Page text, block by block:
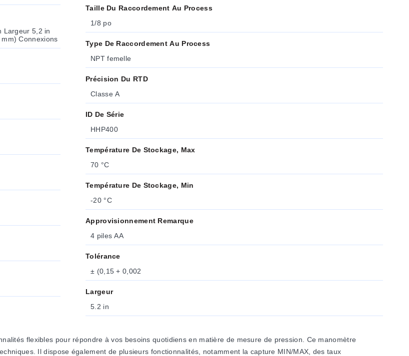
Largeur 5,2 in
Connexions
Taille Du Raccordement Au Process
1/8 po
Type De Raccordement Au Process
NPT femelle
Précision Du RTD
Classe A
ID De Série
HHP400
Température De Stockage, Max
70 °C
Température De Stockage, Min
-20 °C
Approvisionnement Remarque
4 piles AA
Tolérance
± (0,15 + 0,002
Largeur
5.2 in
flexibles pour répondre à vos besoins quotidiens en matière de mesure de pression. Ce manomètre
Il dispose également de plusieurs fonctionnalités, notamment la capture MIN/MAX, des taux